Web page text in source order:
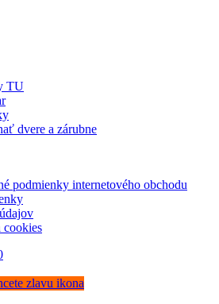
TU
dvere a zárubne
podmienky internetového obchodu
cookies